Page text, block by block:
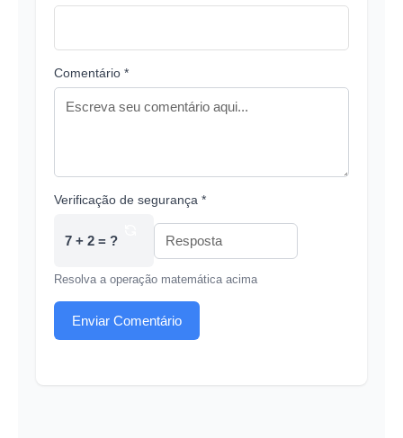
Comentário *
Verificação de segurança *
7 + 2 = ?
Resolva a operação matemática acima
Enviar Comentário